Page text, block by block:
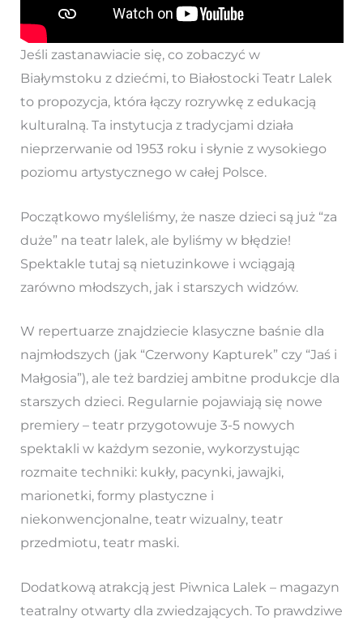
Jeśli zastanawiacie się, co zobaczyć w
Białymstoku z dziećmi, to Białostocki Teatr Lalek
to propozycja, która łączy rozrywkę z edukacją
kulturalną. Ta instytucja z tradycjami działa
nieprzerwanie od 1953 roku i słynie z wysokiego
poziomu artystycznego w całej Polsce.
Początkowo myśleliśmy, że nasze dzieci są już “za
duże” na teatr lalek, ale byliśmy w błędzie!
Spektakle tutaj są nietuzinkowe i wciągają
zarówno młodszych, jak i starszych widzów.
W repertuarze znajdziecie klasyczne baśnie dla
najmłodszych (jak “Czerwony Kapturek” czy “Jaś i
Małgosia”), ale też bardziej ambitne produkcje dla
starszych dzieci. Regularnie pojawiają się nowe
premiery – teatr przygotowuje 3-5 nowych
spektakli w każdym sezonie, wykorzystując
rozmaite techniki: kukły, pacynki, jawajki,
marionetki, formy plastyczne i
niekonwencjonalne, teatr wizualny, teatr
przedmiotu, teatr maski.
Dodatkową atrakcją jest Piwnica Lalek – magazyn
teatralny otwarty dla zwiedzających. To prawdziwe